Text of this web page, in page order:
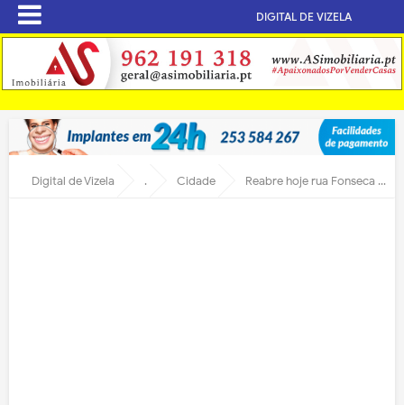
DIGITAL DE VIZELA
Digital de Vizela . Cidade Reabre hoje rua Fonseca e Castro